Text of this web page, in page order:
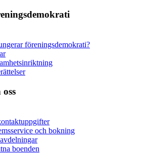
föreningsdemokrati?
och bokning
boenden